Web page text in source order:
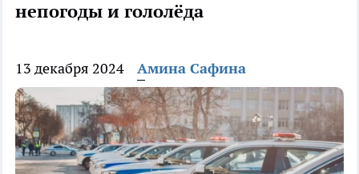
непогоды и гололёда
13 декабря 2024 Амина Сафина